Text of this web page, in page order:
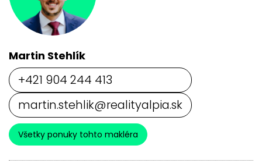
Martin Stehlík
+421 904 244 413
martin.stehlik@realityalpia.sk
Všetky ponuky tohto makléra